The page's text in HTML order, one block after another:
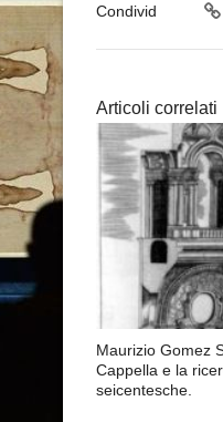
Condivid
Articoli correlati
Maurizio Gomez
Cappella e la
seicentesche.